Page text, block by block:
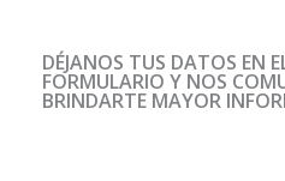
DÉJANOS TUS DATOS EN
FORMULARIO Y NOS
BRINDARTE MAYOR